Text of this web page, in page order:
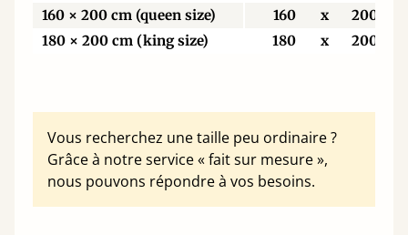
160 × 200 cm (queen size) 160 x
200
180 × 200 cm (king size)
180 x 200
Vous recherchez une taille peu ordinaire ?
Grâce à notre service « fait sur mesure »,
nous pouvons répondre à vos besoins.